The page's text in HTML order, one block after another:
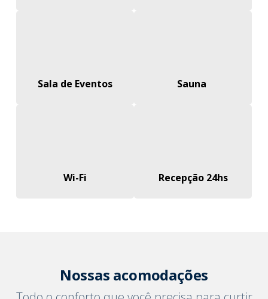
Sala de Eventos Sauna
Wi-Fi Recepção 24hs
Nossas acomodações